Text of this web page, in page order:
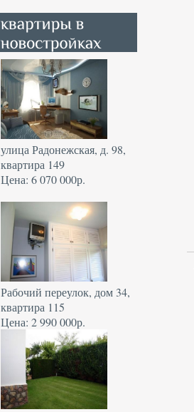
улица Радонежская, д. 98,
квартира 149
Цена: 6 070 000р.
Рабочий переулок, дом 34,
квартира 115
Цена: 2 990 000р.